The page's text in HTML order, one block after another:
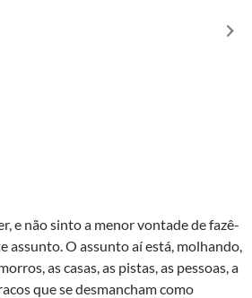
e não sinto a menor vontade de fazê-
assunto. O assunto aí está, molhando,
as casas, as pistas, as pessoas, a
que se desmancham como